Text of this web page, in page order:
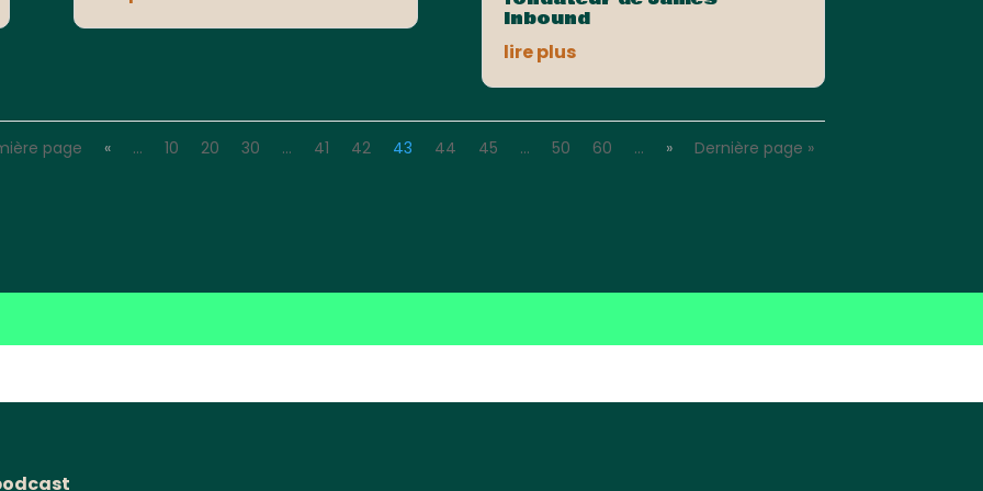
Inbound
lire plus
page « … 10 20 30 … 41 42 43 44 45 … 50 60 … » Dernière page »